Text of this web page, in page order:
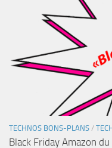
TECHNOS BONS-PLANS /
Black Friday Amazon